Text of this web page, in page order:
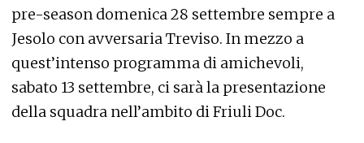
pre-season domenica 28 settembre sempre a
Jesolo con avversaria Treviso. In mezzo a
quest’intenso programma di amichevoli,
sabato 13 settembre, ci sarà la presentazione
della squadra nell’ambito di Friuli Doc.